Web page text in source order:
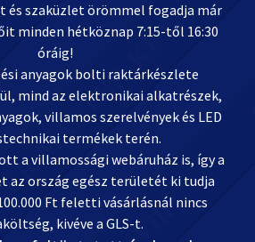
és szaküzlet örömmel fogadja már
minden hétköznap 7:15-től 16:30
óráig!
anyagok bolti raktárkészlete
mind az elektronikai alkatrészek,
villamos szerelvények és LED
termékek terén.
a villamossági webáruház is, így a
az ország egész területét ki tudja
Ft feletti vásárlásnál nincs
kivéve a GLS-t.